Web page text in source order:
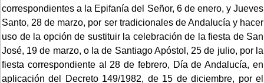
correspondientes a la Epifanía del Señor, 6 de enero, y Jueves
Santo, 28 de marzo, por ser tradicionales de Andalucía y hacer
uso de la opción de sustituir la celebración de la fiesta de San
José, 19 de marzo, o la de Santiago Apóstol, 25 de julio, por la
fiesta correspondiente al 28 de febrero, Día de Andalucía, en
aplicación del Decreto 149/1982, de 15 de diciembre, por el